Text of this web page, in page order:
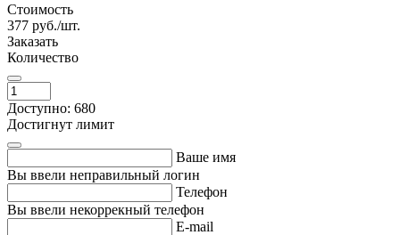
Стоимость
377 руб./шт.
Заказать
Количество
Доступно: 680
Достигнут лимит
Ваше имя
Вы ввели неправильный логин
Телефон
Вы ввели некоррекный телефон
E-mail